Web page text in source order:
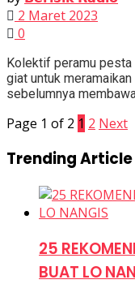
2 Maret 2023
0
Kolektif peramu
giat untuk
sebelumnya
Page 1 of 2 1 2 Next
Trending Article
25
BUAT LO